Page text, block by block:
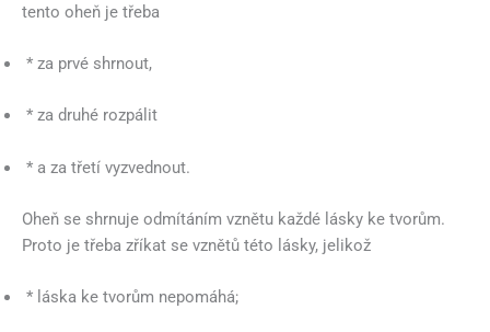
tento oheň je třeba
* za prvé shrnout,
* za druhé rozpálit
* a za třetí vyzvednout.
Oheň se shrnuje odmítáním vznětu každé lásky ke tvorům.
Proto je třeba zříkat se vznětů této lásky, jelikož
* láska ke tvorům nepomáhá;